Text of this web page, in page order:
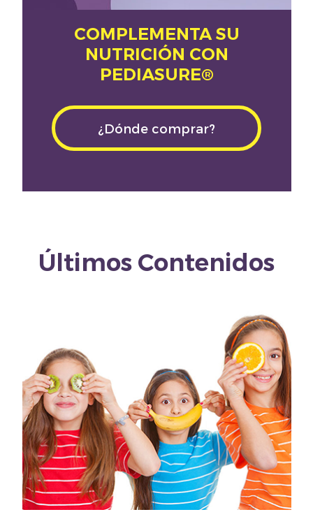
COMPLEMENTA SU
NUTRICIÓN CON
PEDIASURE®
¿Dónde comprar?
Últimos Contenidos